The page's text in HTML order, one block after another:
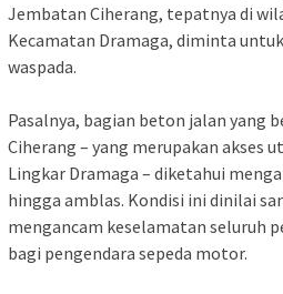
Jembatan Ciherang, tepatnya di
Kecamatan Dramaga, diminta
waspada.
‎Pasalnya, bagian beton jalan yang
Ciherang – yang merupakan akses
Lingkar Dramaga – diketahui
hingga amblas. Kondisi ini dinilai
mengancam keselamatan seluruh
bagi pengendara sepeda motor.